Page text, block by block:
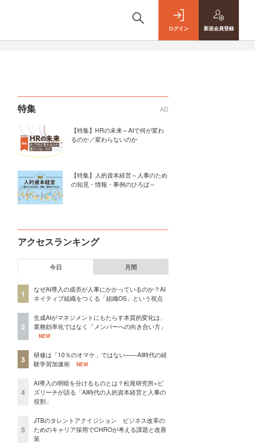
ログイン 新規会員登録
特集 AD
【特集】HRの未来～AIで何が変わ
るのか／変わらないのか
【特集】人的資本経営～人事のため
の知見・情報・事例のひろば～
アクセスランキング
今日 月間
1
なぜAI導入の成否が人事にかかっているのか？AI
ネイティブ組織をつくる「組織OS」という視点
2
生成AIがマネジメントにもたらす本質的変化は、
業務効率化ではなく「メンバーへの向き合い方」
NEW
3
研修は「10％のオマケ」ではない——AI時代の経
験学習加速術
NEW
4
AI導入の明暗を分けるものとは？松尾研究所×ビ
ズリーチが語る「AI時代の人的資本経営と人事の
役割」
5
JTBのタレントアクイジション ビジネス改革の
ためのキャリア採用でCHROが考える課題と改善
策